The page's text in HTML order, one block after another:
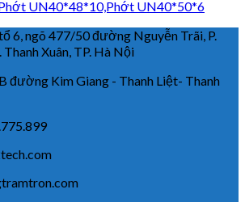
UN40*48*10,Phớt UN40*50*6
477/50 đường Nguyễn Trãi, P.
Thanh Xuân, TP. Hà Nội
Kim Giang - Thanh Liệt- Thanh